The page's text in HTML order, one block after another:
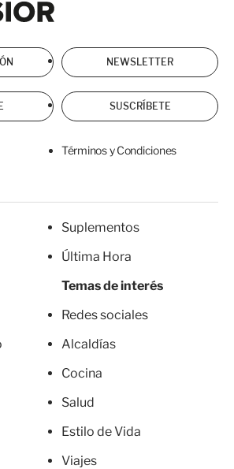
NEWSLETTER
SUSCRÍBETE
Términos y Condiciones
Suplementos
Última Hora
Temas de interés
Redes sociales
Alcaldías
Cocina
Salud
Estilo de Vida
Viajes